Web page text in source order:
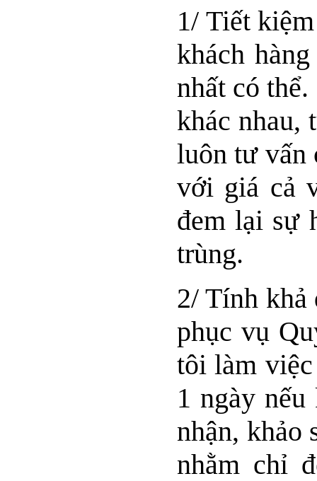
1/ Tiết
khách
nhất có
khác nhau,
luôn tư vấn
với giá cả
đem lại sự
trùng.
2/ Tính khả
phục vụ
tôi làm
1 ngày
nhận, khảo
nhằm chỉ